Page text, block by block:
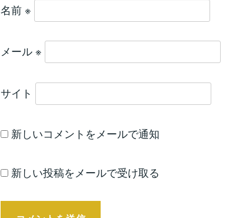
名前 ※
メール ※
サイト
新しいコメントをメールで通知
新しい投稿をメールで受け取る